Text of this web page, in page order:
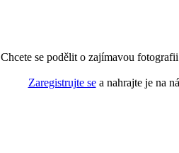
Chcete se podělit o zajímavou
Zaregistrujte sea nahrajte je na